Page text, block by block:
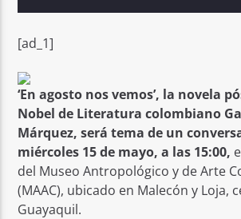
[ad_1]
‘En agosto nos vemos’, la novela
Nobel de Literatura colombiano
Márquez, será tema de un
miércoles 15 de mayo, a las 15:00,
del Museo Antropológico y de Arte
(MAAC), ubicado en Malecón y Loja,
Guayaquil.